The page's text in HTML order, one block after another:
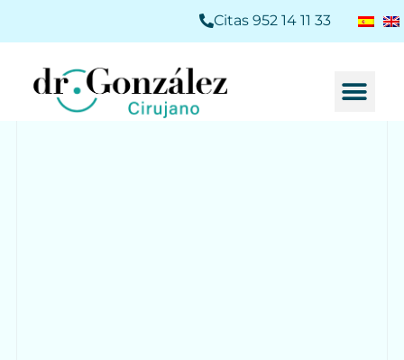
Citas 952 14 11 33